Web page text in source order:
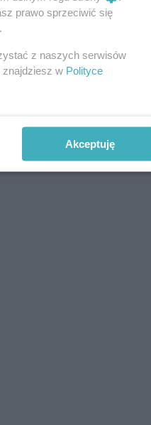
prawo sprzeciwić się
z naszych serwisów
znajdziesz w Polityce
Akceptuję